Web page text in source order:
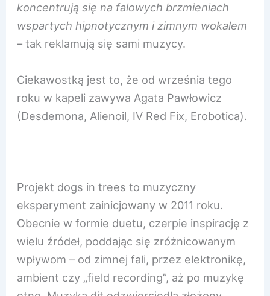
koncentrują się na falowych brzmieniach
wspartych hipnotycznym i zimnym wokalem
– tak reklamują się sami muzycy.
Ciekawostką jest to, że od września tego
roku w kapeli zawywa Agata Pawłowicz
(Desdemona, Alienoil, IV Red Fix, Erobotica).
Projekt dogs in trees to muzyczny
eksperyment zainicjowany w 2011 roku.
Obecnie w formie duetu, czerpie inspirację z
wielu źródeł, poddając się zróżnicowanym
wpływom – od zimnej fali, przez elektronikę,
ambient czy „field recording”, aż po muzykę